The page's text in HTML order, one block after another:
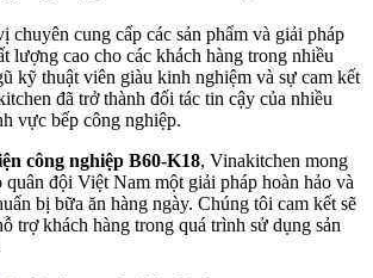
chuyên cung cấp các sản phẩm và giải pháp
lượng cao cho các khách hàng trong nhiều
kỹ thuật viên giàu kinh nghiệm và sự cam kết
đã trở thành đối tác tin cậy của nhiều
vực bếp công nghiệp.
công nghiệp B60-K18, Vinakitchen mong
quân đội Việt Nam một giải pháp hoàn hảo và
bị bữa ăn hàng ngày. Chúng tôi cam kết sẽ
trợ khách hàng trong quá trình sử dụng sản